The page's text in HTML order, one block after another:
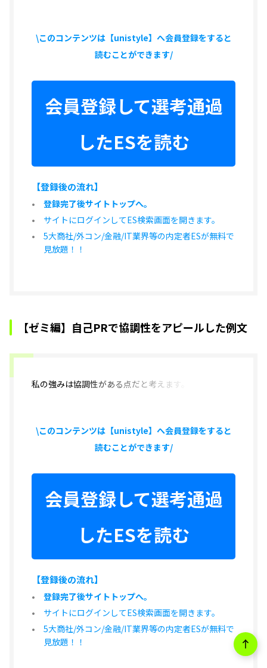
\このコンテンツは【unistyle】へ会員登録をすると
読むことができます/
会員登録して選考通過
したESを読む
【登録後の流れ】
登録完了後サイトトップへ。
サイトにログインしてES検索画面を開きます。
5大商社/外コン/金融/IT業界等の内定者ESが無料で
見放題！！
【ゼミ編】自己PRで協調性をアピールした例文
私の強みは協調性がある点だと考えます。
\このコンテンツは【unistyle】へ会員登録をすると
読むことができます/
会員登録して選考通過
したESを読む
【登録後の流れ】
登録完了後サイトトップへ。
サイトにログインしてES検索画面を開きます。
5大商社/外コン/金融/IT業界等の内定者ESが無料で
見放題！！